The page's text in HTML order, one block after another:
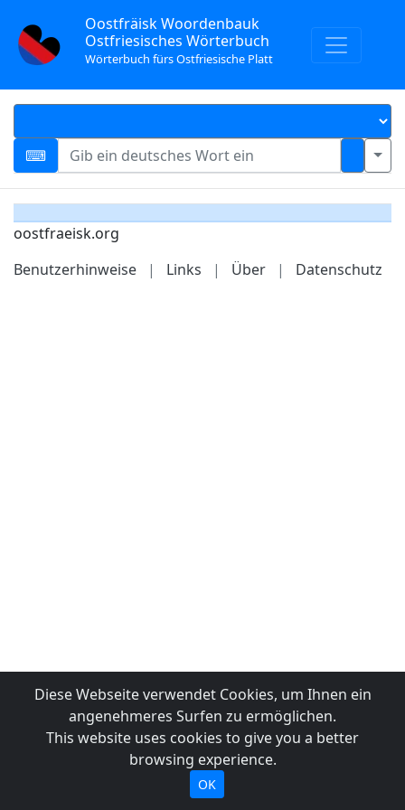
Oostfräisk Woordenbauk
Ostfriesisches Wörterbuch
Wörterbuch fürs Ostfriesische Platt
oostfraeisk.org
Benutzerhinweise
| Links | Über | Datenschutz
Diese Webseite verwendet Cookies, um Ihnen ein
angenehmeres Surfen zu ermöglichen.
This website uses cookies to give you a better
browsing experience.
OK